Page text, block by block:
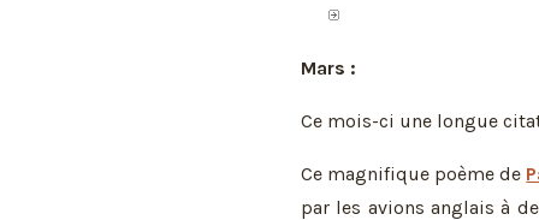
Mars :
Ce mois-ci une longue
Ce magnifique poème de
par les avions anglais à